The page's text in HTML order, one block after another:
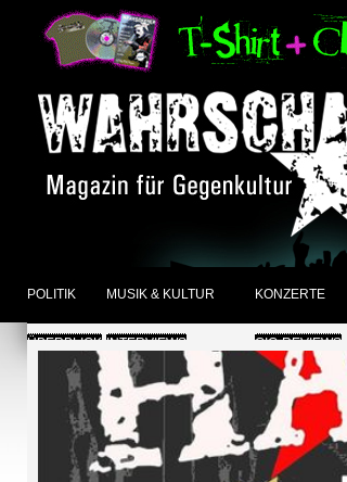
POLITIK
ÜBERBLICK
MUSIK & KULTUR
INTERVIEWS
REVIEWS DER WOCHE
SONSTIGES
ÜBERBLICK
KONZERTE
GIG-REVIEWS
ÜBERBLICK